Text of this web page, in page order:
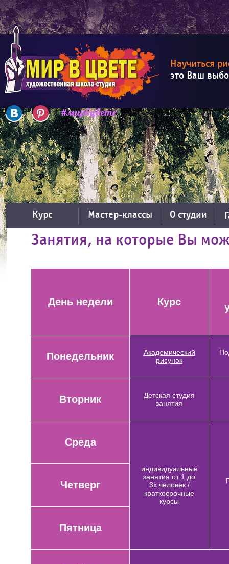
Научиться
это Ваш
Курс Мастер-классы О студии
Занятия, на которые Вы
День недели Курс
Понедельник
Академический
рисунок
Вторник
Детская студия
занятия
Среда
индивидуальные
занятия от 1 до
3х человек /
краткосрочные
курсы
Четверг
Пятница